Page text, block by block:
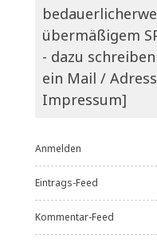
übermäßigem
- dazu
ein Mail /
Impressum]
Anmelden
Eintrags-Feed
Kommentar-Feed